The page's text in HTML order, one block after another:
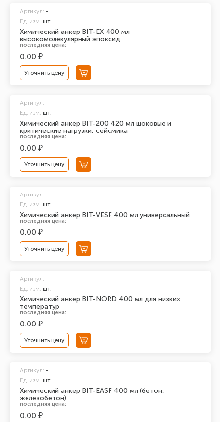
Химический анкер BIT-EX 400 мл
высокомолекулярный эпоксид
Артикул: -
Ед. изм. шт.
последняя цена:
0.00 ₽
Уточнить цену
Химический анкер BIT-200 420 мл шоковые и
критические нагрузки, сейсмика
Артикул: -
Ед. изм. шт.
последняя цена:
0.00 ₽
Уточнить цену
Химический анкер BIT-VESF 400 мл универсальный
Артикул: -
Ед. изм. шт.
последняя цена:
0.00 ₽
Уточнить цену
Химический анкер BIT-NORD 400 мл для низких
температур
Артикул: -
Ед. изм. шт.
последняя цена:
0.00 ₽
Уточнить цену
Химический анкер BIT-EASF 400 мл (бетон,
железобетон)
Артикул: -
Ед. изм. шт.
последняя цена:
0.00 ₽